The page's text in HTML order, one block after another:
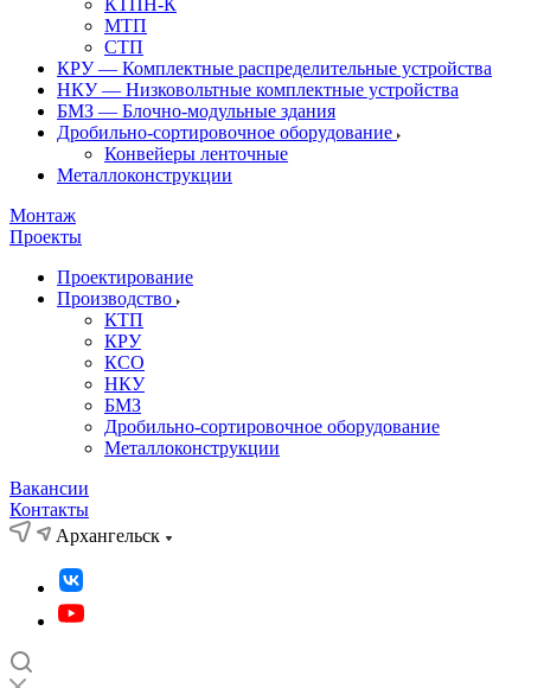
КТПН-К
МТП
СТП
КРУ — Комплектные распределительные устройства
НКУ — Низковольтные комплектные устройства
БМЗ — Блочно-модульные здания
Дробильно-сортировочное оборудование
Конвейеры ленточные
Металлоконструкции
Монтаж
Проекты
Проектирование
Производство
КТП
КРУ
КСО
НКУ
БМЗ
Дробильно-сортировочное оборудование
Металлоконструкции
Вакансии
Контакты
Архангельск